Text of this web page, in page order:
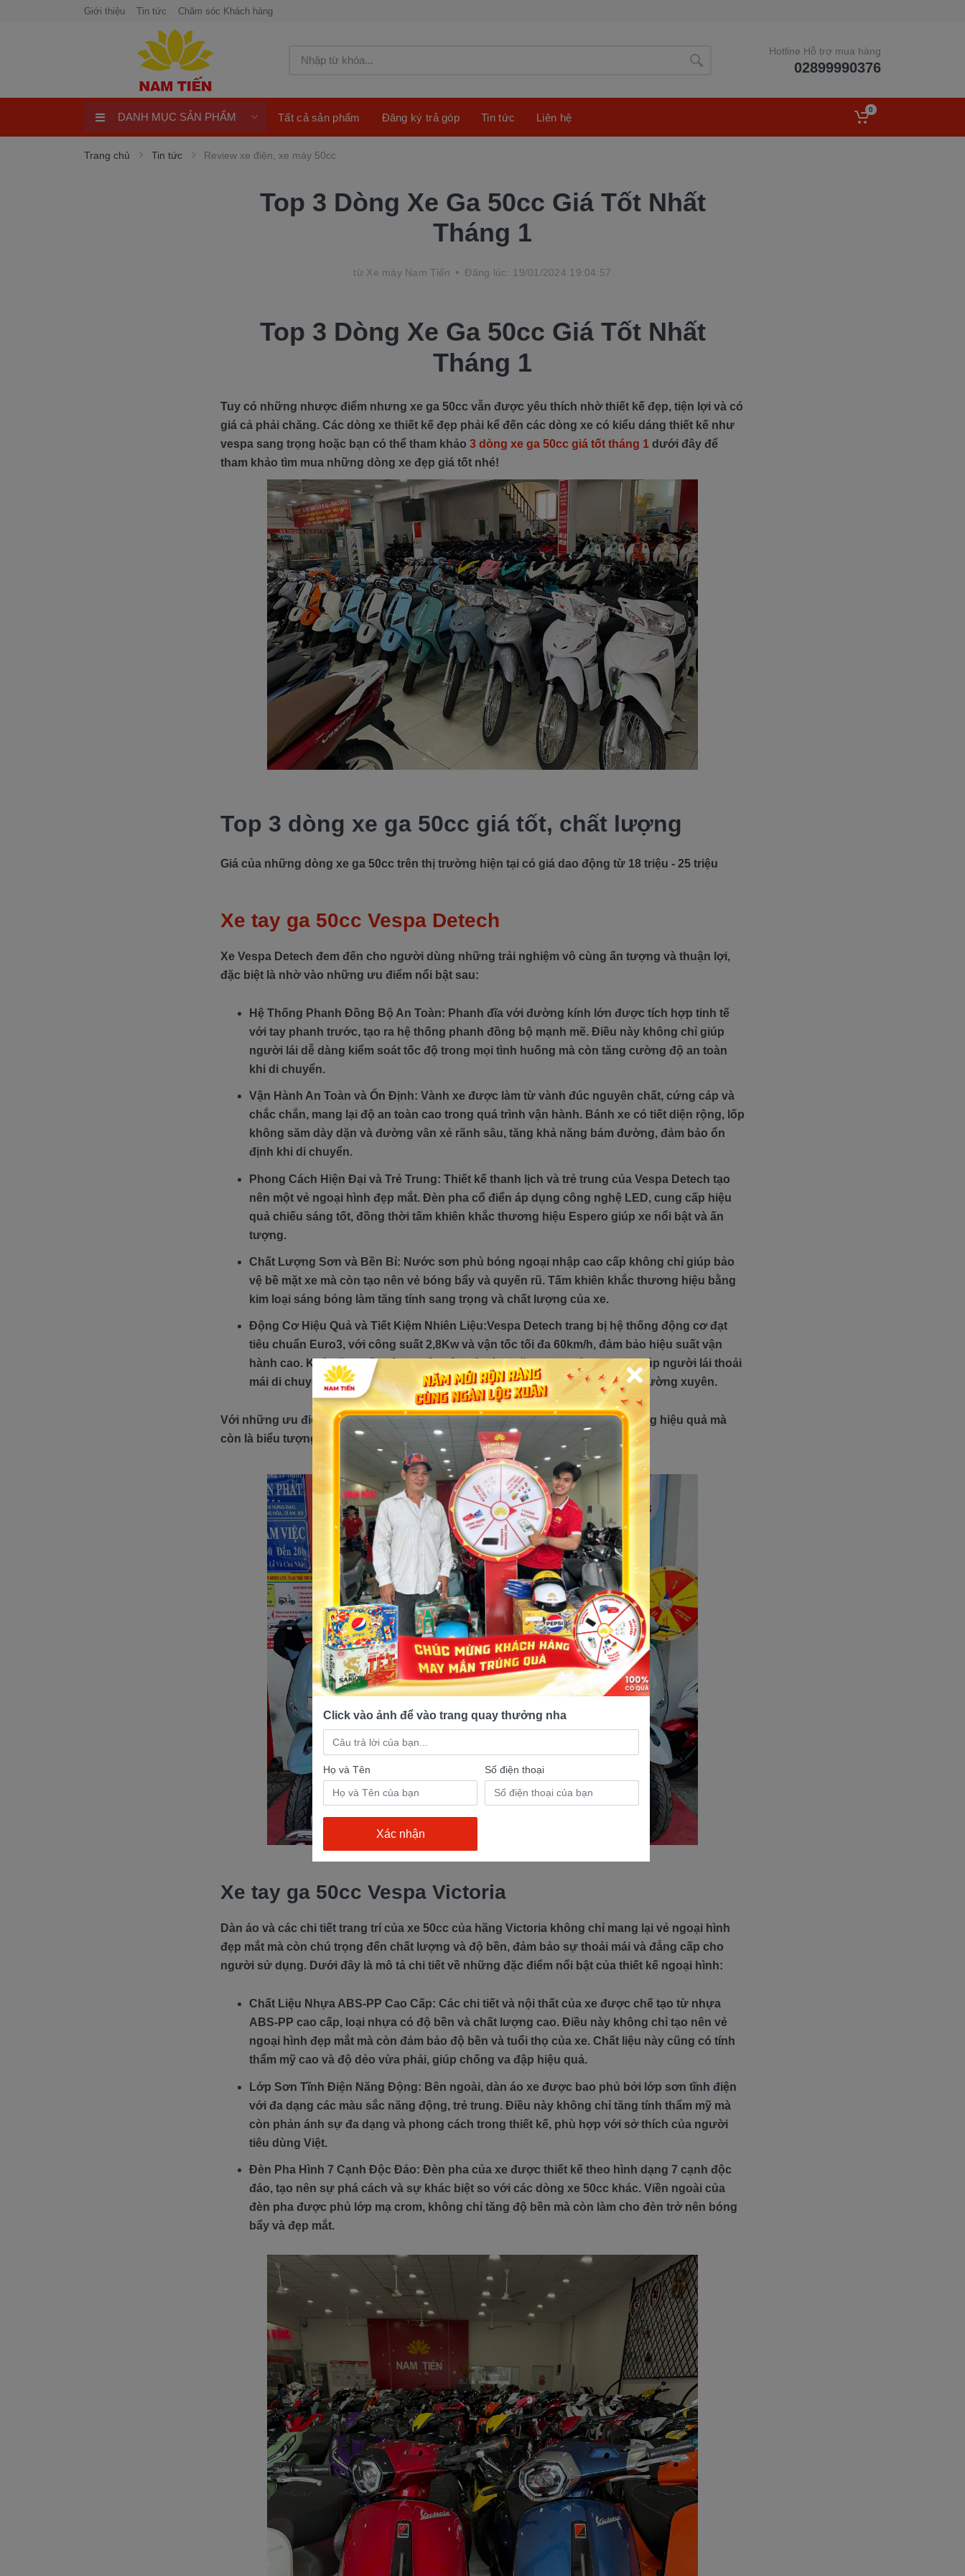
Giới thiệu Tin tức Chăm sóc Khách hàng
Hotline Hỗ trợ mua hàng
02899990376
Xe máy 50cc
DANH MỤC SẢN PHẨM Tất cả sản phẩm Đăng ký trả góp Tin tức Liên hệ
0
Trang chủ Tin tức Review xe điện, xe máy 50cc
Top 3 Dòng Xe Ga 50cc Giá Tốt Nhất
Tháng 1
từ Xe máy Nam Tiến Đăng lúc: 19/01/2024 19:04:57
Top 3 Dòng Xe Ga 50cc Giá Tốt Nhất
Tháng 1
Tuy có những nhược điểm nhưng xe ga 50cc vẫn được yêu thích nhờ thiết kế đẹp, tiện lợi và có
giá cả phải chăng. Các dòng xe thiết kế đẹp phải kể đến các dòng xe có kiểu dáng thiết kế như
vespa sang trọng hoặc bạn có thể tham khảo 3 dòng xe ga 50cc giá tốt tháng 1 dưới đây để
tham khảo tìm mua những dòng xe đẹp giá tốt nhé!
Top 3 dòng xe ga 50cc giá tốt, chất lượng
Giá của những dòng xe ga 50cc trên thị trường hiện tại có giá dao động từ 18 triệu - 25 triệu
Xe tay ga 50cc Vespa Detech
Xe Vespa Detech đem đến cho người dùng những trải nghiệm vô cùng ấn tượng và thuận lợi,
đặc biệt là nhờ vào những ưu điểm nổi bật sau:
Hệ Thống Phanh Đồng Bộ An Toàn: Phanh đĩa với đường kính lớn được tích hợp tinh tế
với tay phanh trước, tạo ra hệ thống phanh đồng bộ mạnh mẽ. Điều này không chỉ giúp
người lái dễ dàng kiểm soát tốc độ trong mọi tình huống mà còn tăng cường độ an toàn
khi di chuyển.
Vận Hành An Toàn và Ổn Định: Vành xe được làm từ vành đúc nguyên chất, cứng cáp và
chắc chắn, mang lại độ an toàn cao trong quá trình vận hành. Bánh xe có tiết diện rộng, lốp
không săm dày dặn và đường vân xẻ rãnh sâu, tăng khả năng bám đường, đảm bảo ổn
định khi di chuyển.
Phong Cách Hiện Đại và Trẻ Trung: Thiết kế thanh lịch và trẻ trung của Vespa Detech tạo
nên một vẻ ngoại hình đẹp mắt. Đèn pha cổ điển áp dụng công nghệ LED, cung cấp hiệu
quả chiếu sáng tốt, đồng thời tấm khiên khắc thương hiệu Espero giúp xe nổi bật và ấn
tượng.
Chất Lượng Sơn và Bền Bỉ: Nước sơn phủ bóng ngoại nhập cao cấp không chỉ giúp bảo
vệ bề mặt xe mà còn tạo nên vẻ bóng bẩy và quyến rũ. Tấm khiên khắc thương hiệu bằng
kim loại sáng bóng làm tăng tính sang trọng và chất lượng của xe.
Động Cơ Hiệu Quả và Tiết Kiệm Nhiên Liệu:Vespa Detech trang bị hệ thống động cơ đạt
tiêu chuẩn Euro3, với công suất 2,8Kw và vận tốc tối đa 60km/h, đảm bảo hiệu suất vận
hành cao. Khả năng tiết kiệm nhiên liệu với bình xăng dung tích hơn 4l giúp người lái thoải
mái di chuyển trên quãng đường dài mà không lo lắng về việc đổ xăng thường xuyên.
Với những ưu điểm này, Vespa Detech không chỉ là một phương tiện giao thông hiệu quả mà
còn là biểu tượng của phong cách và đẳng cấp.
Giá xe hiện tại: 20.500.000 triệu đồng
Xe tay ga 50cc Vespa Victoria
Dàn áo và các chi tiết trang trí của xe 50cc của hãng Victoria không chỉ mang lại vẻ ngoại hình
đẹp mắt mà còn chú trọng đến chất lượng và độ bền, đảm bảo sự thoải mái và đẳng cấp cho
người sử dụng. Dưới đây là mô tả chi tiết về những đặc điểm nổi bật của thiết kế ngoại hình:
Chất Liệu Nhựa ABS-PP Cao Cấp: Các chi tiết và nội thất của xe được chế tạo từ nhựa
ABS-PP cao cấp, loại nhựa có độ bền và chất lượng cao. Điều này không chỉ tạo nên vẻ
ngoại hình đẹp mắt mà còn đảm bảo độ bền và tuổi thọ của xe. Chất liệu này cũng có tính
thẩm mỹ cao và độ dẻo vừa phải, giúp chống va đập hiệu quả.
Lớp Sơn Tĩnh Điện Năng Động: Bên ngoài, dàn áo xe được bao phủ bởi lớp sơn tĩnh điện
với đa dạng các màu sắc năng động, trẻ trung. Điều này không chỉ tăng tính thẩm mỹ mà
còn phản ánh sự đa dạng và phong cách trong thiết kế, phù hợp với sở thích của người
tiêu dùng Việt.
Đèn Pha Hình 7 Cạnh Độc Đáo: Đèn pha của xe được thiết kế theo hình dạng 7 cạnh độc
đáo, tạo nên sự phá cách và sự khác biệt so với các dòng xe 50cc khác. Viền ngoài của
đèn pha được phủ lớp mạ crom, không chỉ tăng độ bền mà còn làm cho đèn trở nên bóng
bẩy và đẹp mắt.
Click vào ảnh để vào trang quay thưởng nha
Họ và Tên Số điện thoại